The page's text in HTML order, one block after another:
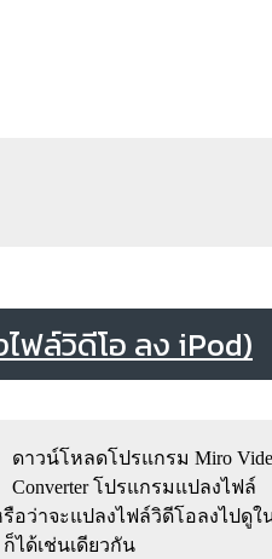
ฟล์วิดีโอ ลง iPod)
ดาวน์โหลดโปรแกรม Miro
Converter โปรแกรมแปลงไฟล์
รือว่าจะแปลงไฟล์วิดีโอลงไปดูใ
ได้เช่นเดียวกัน